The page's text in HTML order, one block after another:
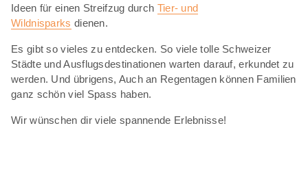
Ideen für einen Streifzug durch Tier- und
Wildnisparks dienen.
Es gibt so vieles zu entdecken. So viele tolle Schweizer
Städte und Ausflugsdestinationen warten darauf, erkundet zu
werden. Und übrigens, Auch an Regentagen können Familien
ganz schön viel Spass haben.
Wir wünschen dir viele spannende Erlebnisse!